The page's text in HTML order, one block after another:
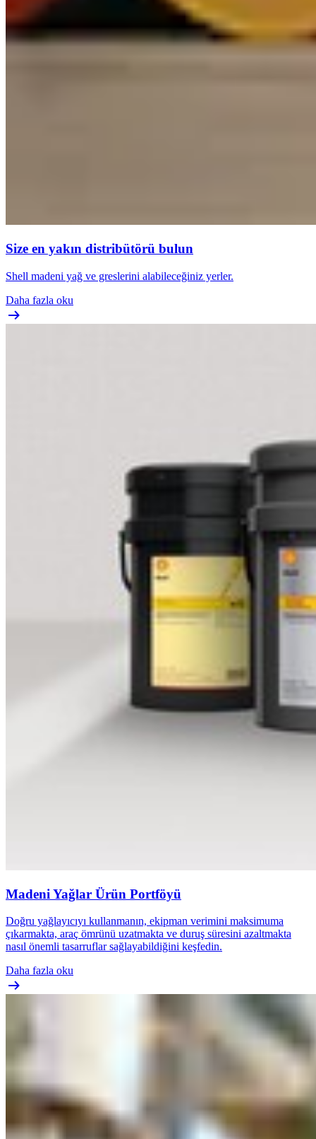
Size en yakın distribütörü bulun
Shell madeni yağ ve greslerini alabileceğiniz yerler.
Daha fazla oku
Madeni Yağlar Ürün Portföyü
Doğru yağlayıcıyı kullanmanın, ekipman verimini maksimuma
çıkarmakta, araç ömrünü uzatmakta ve duruş süresini azaltmakta
nasıl önemli tasarruflar sağlayabildiğini keşfedin.
Daha fazla oku